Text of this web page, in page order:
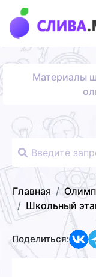
Материалы
Главная
Школьный
Поделиться: